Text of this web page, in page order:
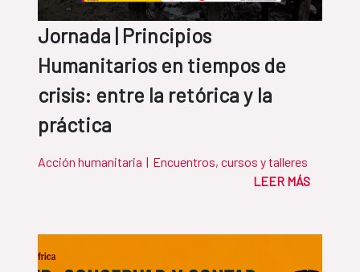
Jornada | Principios
Humanitarios en tiempos de
crisis: entre la retórica y la
práctica
Acción humanitaria | Encuentros, cursos y talleres
LEER MÁS